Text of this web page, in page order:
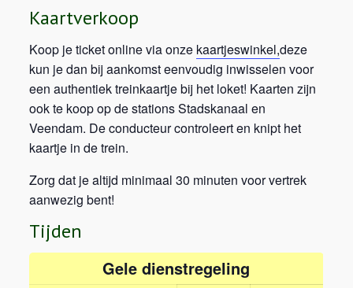
Kaartverkoop
Koop je ticket online via onze kaartjeswinkel,deze
kun je dan bij aankomst eenvoudig inwisselen voor
een authentiek treinkaartje bij het loket! Kaarten zijn
ook te koop op de stations Stadskanaal en
Veendam. De conducteur controleert en knipt het
kaartje in de trein.
Zorg dat je altijd minimaal 30 minuten voor vertrek
aanwezig bent!
Tijden
Gele dienstregeling